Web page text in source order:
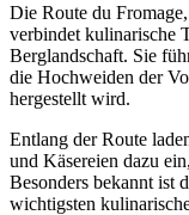
Die Route du
verbindet kulinarische
Berglandschaft. Sie
die Hochweiden der
hergestellt wird.
Entlang der Route
und Käsereien dazu
Besonders bekannt ist
wichtigsten